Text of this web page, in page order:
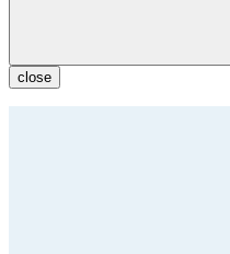
close